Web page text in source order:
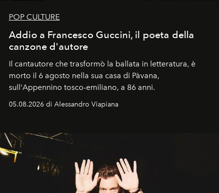
POP CULTURE
Addio a Francesco Guccini, il poeta della
canzone d'autore
Il cantautore che trasformò la ballata in letteratura, è
morto il 6 agosto nella sua casa di Pàvana,
sull'Appennino tosco-emiliano, a 86 anni.
05.08.2026 di Alessandro Viapiana